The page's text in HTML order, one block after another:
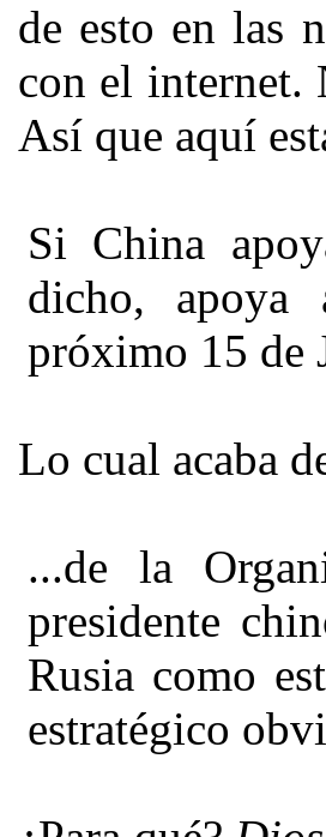
de esto en las
con el internet.
Así que aquí
Si China
dicho,
próximo 15 de
Lo cual acaba
...de la
presidente
Rusia como
estratégico